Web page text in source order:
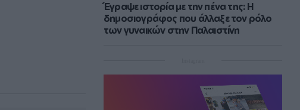
Έγραψε ιστορία με την πένα της: Η
δημοσιογράφος που άλλαξε τον ρόλο
των γυναικών στην Παλαιστίνη